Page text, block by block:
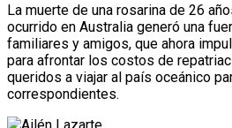
La muerte de una rosarina de 26
ocurrido en Australia generó una
familiares y amigos, que ahora
para afrontar los costos de
queridos a viajar al país oceánico
correspondientes.